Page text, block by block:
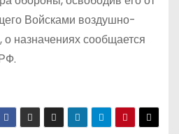
Войсками воздушно-
назначениях сообщается